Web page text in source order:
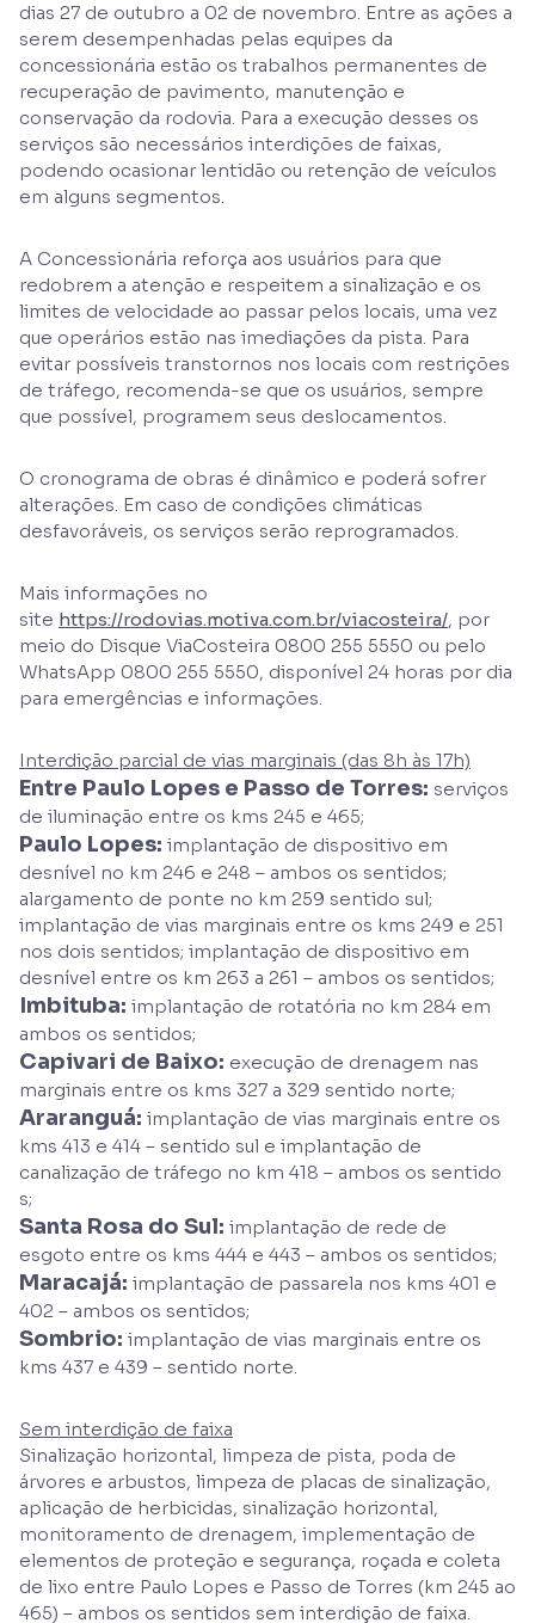
dias 27 de outubro a 02 de novembro. Entre as ações a
serem desempenhadas pelas equipes da
concessionária estão os trabalhos permanentes de
recuperação de pavimento, manutenção e
conservação da rodovia. Para a execução desses os
serviços são necessários interdições de faixas,
podendo ocasionar lentidão ou retenção de veículos
em alguns segmentos.
A Concessionária reforça aos usuários para que
redobrem a atenção e respeitem a sinalização e os
limites de velocidade ao passar pelos locais, uma vez
que operários estão nas imediações da pista. Para
evitar possíveis transtornos nos locais com restrições
de tráfego, recomenda-se que os usuários, sempre
que possível, programem seus deslocamentos.
O cronograma de obras é dinâmico e poderá sofrer
alterações. Em caso de condições climáticas
desfavoráveis, os serviços serão reprogramados.
Mais informações no
site https://rodovias.motiva.com.br/viacosteira/, por
meio do Disque ViaCosteira 0800 255 5550 ou pelo
WhatsApp 0800 255 5550, disponível 24 horas por dia
para emergências e informações.
Interdição parcial de vias marginais (das 8h às 17h)
Entre Paulo Lopes e Passo de Torres: serviços
de iluminação entre os kms 245 e 465;
Paulo Lopes: implantação de dispositivo em
desnível no km 246 e 248 – ambos os sentidos;
alargamento de ponte no km 259 sentido sul;
implantação de vias marginais entre os kms 249 e 251
nos dois sentidos; implantação de dispositivo em
desnível entre os km 263 a 261 – ambos os sentidos;
Imbituba: implantação de rotatória no km 284 em
ambos os sentidos;
Capivari de Baixo: execução de drenagem nas
marginais entre os kms 327 a 329 sentido norte;
Araranguá: implantação de vias marginais entre os
kms 413 e 414 – sentido sul e implantação de
canalização de tráfego no km 418 – ambos os sentido
s;
Santa Rosa do Sul: implantação de rede de
esgoto entre os kms 444 e 443 – ambos os sentidos;
Maracajá: implantação de passarela nos kms 401 e
402 – ambos os sentidos;
Sombrio: implantação de vias marginais entre os
kms 437 e 439 – sentido norte.
Sem interdição de faixa
Sinalização horizontal, limpeza de pista, poda de
árvores e arbustos, limpeza de placas de sinalização,
aplicação de herbicidas, sinalização horizontal,
monitoramento de drenagem, implementação de
elementos de proteção e segurança, roçada e coleta
de lixo entre Paulo Lopes e Passo de Torres (km 245 ao
465) – ambos os sentidos sem interdição de faixa.